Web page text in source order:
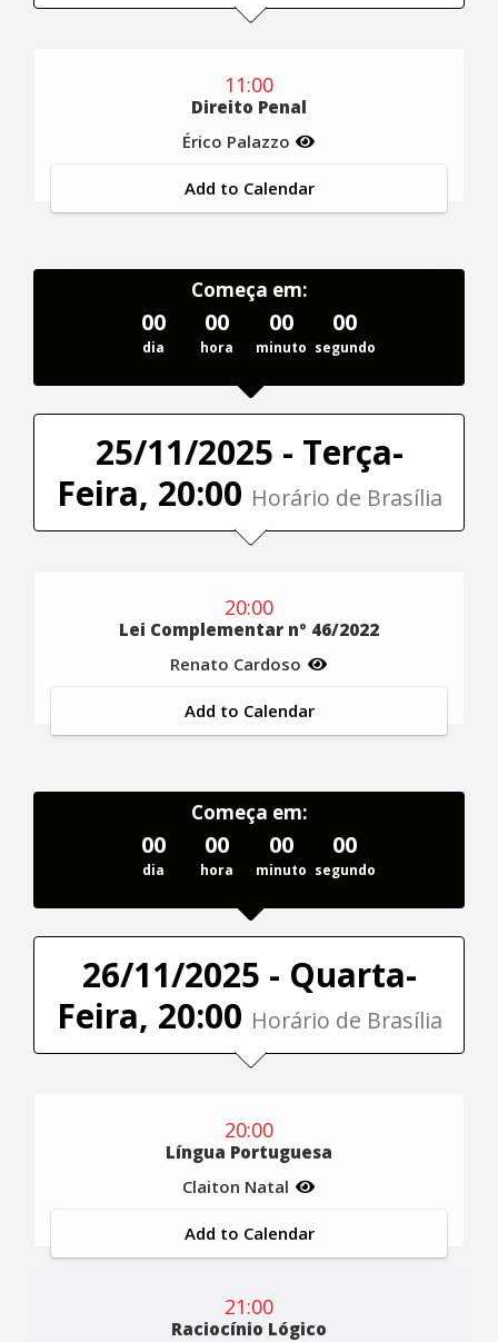
11:00
Direito Penal
Érico Palazzo
Add to Calendar
Começa em:
00
dia
00
hora
00
minuto
00
segundo
25/11/2025 - Terça-
Feira, 20:00 Horário de Brasília
20:00
Lei Complementar nº 46/2022
Renato Cardoso
Add to Calendar
Começa em:
00
dia
00
hora
00
minuto
00
segundo
26/11/2025 - Quarta-
Feira, 20:00 Horário de Brasília
20:00
Língua Portuguesa
Claiton Natal
Add to Calendar
21:00
Raciocínio Lógico